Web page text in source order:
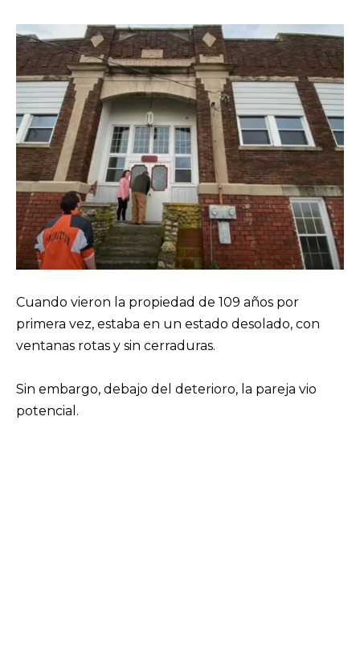
Cuando vieron la propiedad de 109 años por
primera vez, estaba en un estado desolado, con
ventanas rotas y sin cerraduras.
Sin embargo, debajo del deterioro, la pareja vio
potencial.